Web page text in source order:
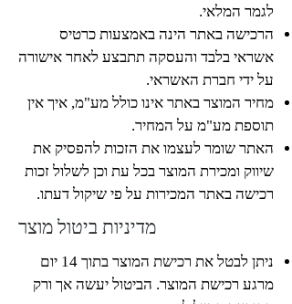
לגמר המלאי.
הרכישה באתר הינה באמצעות כרטיס
אשראי בלבד והעסקה תתבצע לאחר אישורה
על ידי חברת האשראי.
מחיר המוצר באתר אינו כולל מע"מ, איך אין
תוספת מע"מ על המחיר.
האתר שומר לעצמו את הזכות להפסיק את
שיווק ומכירת המוצר בכל עת וכן לשלול זכות
רכישה באתר המכירות על פי שיקול דעתו.
מדיניות ביטול מוצר
ניתן לבטל את רכישת המוצר בתוך 14 יום
מרגע רכישת המוצר. הביטול יעשה אך ורק